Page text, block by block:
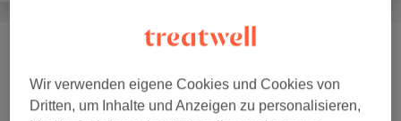
Gesichtsbehandlungen (7) ab 58,65 €
Wir verwenden eigene Cookies und Cookies von
Dritten, um Inhalte und Anzeigen zu personalisieren,